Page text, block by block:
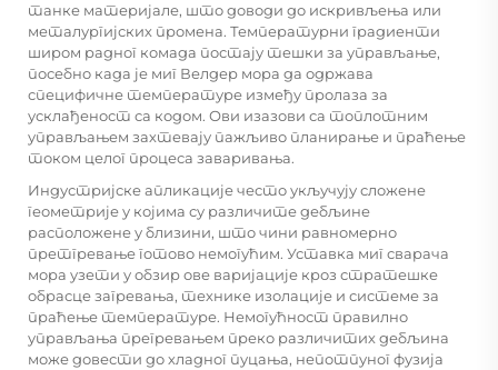
танке материјале, што доводи до искривљења или
металургијских промена. Температурни градиенти
широм радног комада постају тешки за управљање,
посебно када је миг Велдер мора да одржава
специфичне температуре између пролаза за
усклађеност са кодом. Ови изазови са топлотним
управљањем захтевају пажљиво планирање и праћење
током целог процеса заваривања.
Индустријске апликације често укључују сложене
геометрије у којима су различите дебљине
расположене у близини, што чини равномерно
претгревање готово немогућим. Уставка миг сварача
мора узети у обзир ове варијације кроз стратешке
обрасце загревања, технике изолације и системе за
праћење температуре. Немогућност правилно
управљања прегревањем преко различитих дебљина
може довести до хладног пуцања, непотпуног фузија